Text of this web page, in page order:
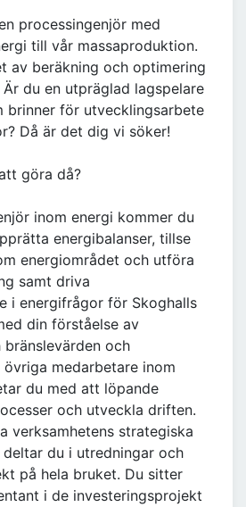
processingenjör med
till vår massaproduktion.
av beräkning och optimering
du en utpräglad lagspelare
brinner för utvecklingsarbete
Då är det dig vi söker!
göra då?
inom energi kommer du
energibalanser, tillse
energiområdet och utföra
samt driva
i energifrågor för Skoghalls
din förståelse av
och
medarbetare inom
du med att löpande
och utveckla driften.
verksamhetens strategiska
du i utredningar och
på hela bruket. Du sitter
i de investeringsprojekt